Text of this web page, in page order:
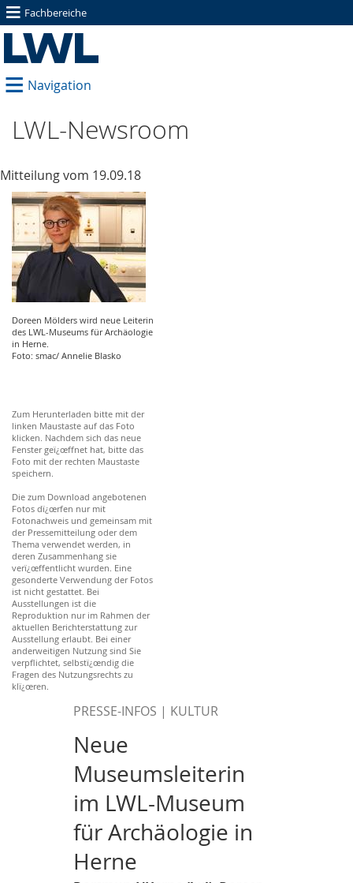
≡ Fachbereiche
≡ Navigation
LWL-Newsroom
Mitteilung vom 19.09.18
Doreen Mölders wird neue Leiterin
des LWL-Museums für Archäologie
in Herne.
Foto: smac/ Annelie Blasko
Zum Herunterladen bitte mit der
linken Maustaste auf das Foto
klicken. Nachdem sich das neue
Fenster geï¿œffnet hat, bitte das
Foto mit der rechten Maustaste
speichern.
Die zum Download angebotenen
Fotos dï¿œrfen nur mit
Fotonachweis und gemeinsam mit
der Pressemitteilung oder dem
Thema verwendet werden, in
deren Zusammenhang sie
verï¿œffentlicht wurden. Eine
gesonderte Verwendung der Fotos
ist nicht gestattet. Bei
Ausstellungen ist die
Reproduktion nur im Rahmen der
aktuellen Berichterstattung zur
Ausstellung erlaubt. Bei einer
anderweitigen Nutzung sind Sie
verpflichtet, selbstï¿œndig die
Fragen des Nutzungsrechts zu
klï¿œren.
PRESSE-INFOS | KULTUR
Neue
Museumsleiterin
im LWL-Museum
für Archäologie in
Herne